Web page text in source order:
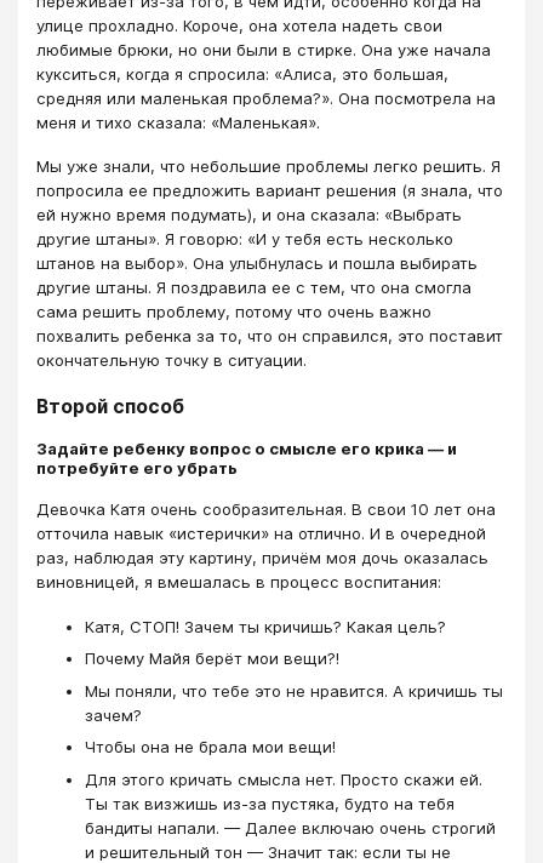
улице прохладно. Короче, она хотела надеть свои
любимые брюки, но они были в стирке. Она уже начала
кукситься, когда я спросила: «Алиса, это большая,
средняя или маленькая проблема?». Она посмотрела на
меня и тихо сказала: «Маленькая».
Мы уже знали, что небольшие проблемы легко решить. Я
попросила ее предложить вариант решения (я знала, что
ей нужно время подумать), и она сказала: «Выбрать
другие штаны». Я говорю: «И у тебя есть несколько
штанов на выбор». Она улыбнулась и пошла выбирать
другие штаны. Я поздравила ее с тем, что она смогла
сама решить проблему, потому что очень важно
похвалить ребенка за то, что он справился, это поставит
окончательную точку в ситуации.
Второй способ
Задайте ребенку вопрос о смысле его крика — и
потребуйте его убрать
Девочка Катя очень сообразительная. В свои 10 лет она
отточила навык «истерички» на отлично. И в очередной
раз, наблюдая эту картину, причём моя дочь оказалась
виновницей, я вмешалась в процесс воспитания:
Катя, СТОП! Зачем ты кричишь? Какая цель?
Почему Майя берёт мои вещи?!
Мы поняли, что тебе это не нравится. А кричишь ты
зачем?
Чтобы она не брала мои вещи!
Для этого кричать смысла нет. Просто скажи ей.
Ты так визжишь из-за пустяка, будто на тебя
бандиты напали. — Далее включаю очень строгий
и решительный тон — Значит так: если ты не